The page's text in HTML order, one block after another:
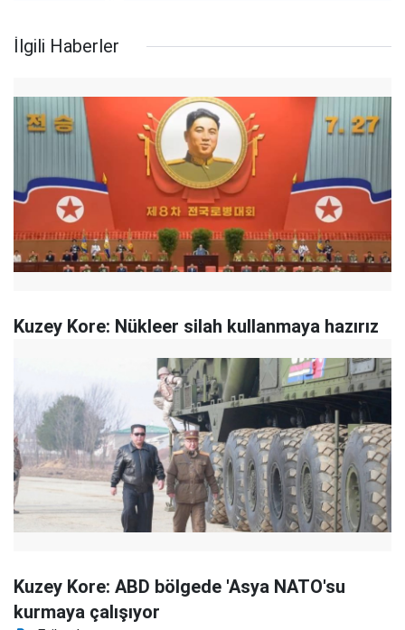
İlgili Haberler
Kuzey Kore: Nükleer silah kullanmaya hazırız
Kuzey Kore: ABD bölgede 'Asya NATO'su
kurmaya çalışıyor